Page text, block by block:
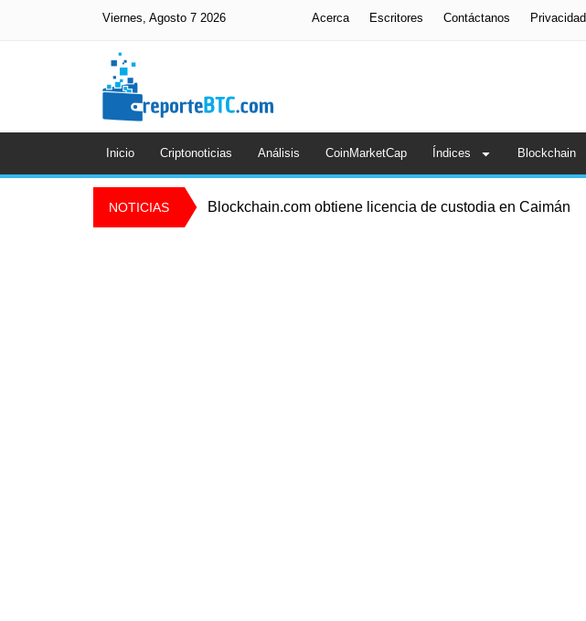
Viernes, Agosto 7 2026 Acerca Escritores Contáctanos Privacidad
Inicio Criptonoticias Análisis CoinMarketCap Índices Blockchain
NOTICIAS Blockchain.com obtiene licencia de custodia en Caimán